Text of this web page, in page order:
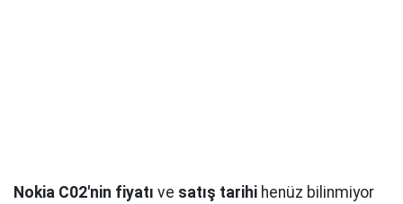
Nokia C02'nin fiyatı ve satış tarihi henüz bilinmiyor